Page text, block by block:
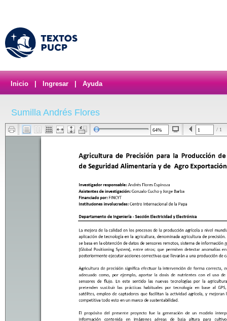
Inicio Ingresar Ayuda
Sumilla Andrés Flores
/ 1